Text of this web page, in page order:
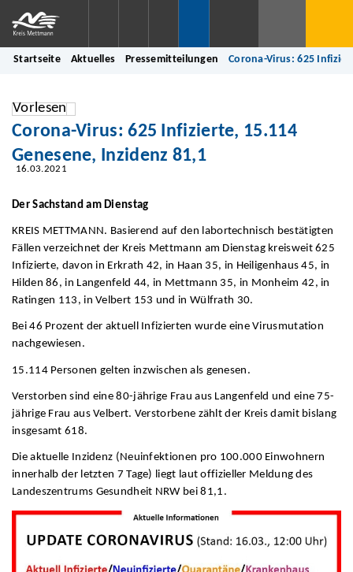
Startseite Aktuelles Pressemitteilungen Corona-Virus: 625
Vorlesen
Corona-Virus: 625 Infizierte, 15.114
Genesene, Inzidenz 81,1
16.03.2021
Der Sachstand am Dienstag
KREIS METTMANN. Basierend auf den labortechnisch bestätigten
Fällen verzeichnet der Kreis Mettmann am Dienstag kreisweit 625
Infizierte, davon in Erkrath 42, in Haan 35, in Heiligenhaus 45, in
Hilden 86, in Langenfeld 44, in Mettmann 35, in Monheim 42, in
Ratingen 113, in Velbert 153 und in Wülfrath 30.
Bei 46 Prozent der aktuell Infizierten wurde eine Virusmutation
nachgewiesen.
15.114 Personen gelten inzwischen als genesen.
Verstorben sind eine 80-jährige Frau aus Langenfeld und eine 75-
jährige Frau aus Velbert. Verstorbene zählt der Kreis damit bislang
insgesamt 618.
Die aktuelle Inzidenz (Neuinfektionen pro 100.000 Einwohnern
innerhalb der letzten 7 Tage) liegt laut offizieller Meldung des
Landeszentrums Gesundheit NRW bei 81,1.